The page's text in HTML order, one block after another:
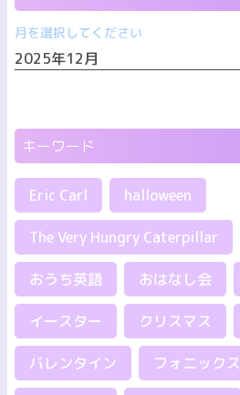
月を選択してください
キーワード
Eric Carl halloween
The Very Hungry Caterpillar
おうち英語 おはなし会
イースター クリスマス
バレンタイン フォニックス